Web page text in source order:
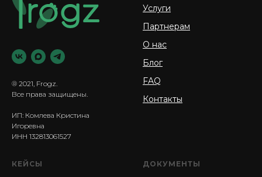
® 2021, Frogz.
Все права защищены.
ИП: Комлева Кристина
Игоревна
ИНН 132813061527
Услуги
Партнерам
О нас
Блог
FAQ
Контакты
КЕЙСЫ ДОКУМЕНТЫ